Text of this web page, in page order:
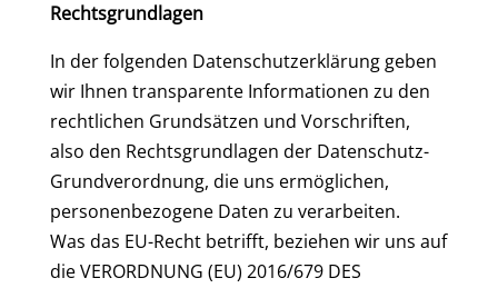
Rechtsgrundlagen
In der folgenden Datenschutzerklärung geben
wir Ihnen transparente Informationen zu den
rechtlichen Grundsätzen und Vorschriften,
also den Rechtsgrundlagen der Datenschutz-
Grundverordnung, die uns ermöglichen,
personenbezogene Daten zu verarbeiten.
Was das EU-Recht betrifft, beziehen wir uns auf
die VERORDNUNG (EU) 2016/679 DES